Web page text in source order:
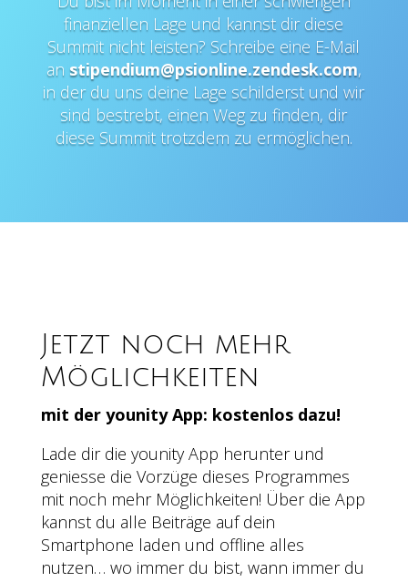
finanziellen Lage und kannst dir diese
Summit nicht leisten? Schreibe eine E-Mail
an stipendium@psionline.zendesk.com,
in der du uns deine Lage schilderst und wir
sind bestrebt, einen Weg zu finden, dir
diese Summit trotzdem zu ermöglichen.
​Jetzt noch mehr
Möglichkeiten
mit der younity App: kostenlos dazu!
Lade dir die younity App herunter und
geniesse die Vorzüge dieses Programmes
mit noch mehr Möglichkeiten! Über die App
kannst du alle Beiträge auf dein
Smartphone laden und offline alles
nutzen… wo immer du bist, wann immer du